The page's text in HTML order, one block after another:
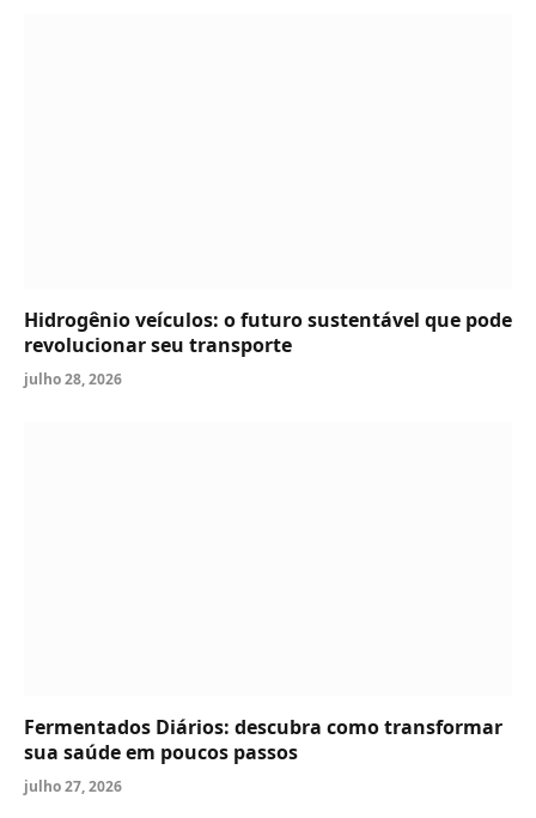
Hidrogênio veículos: o futuro sustentável que pode
revolucionar seu transporte
julho 28, 2026
Fermentados Diários: descubra como transformar
sua saúde em poucos passos
julho 27, 2026